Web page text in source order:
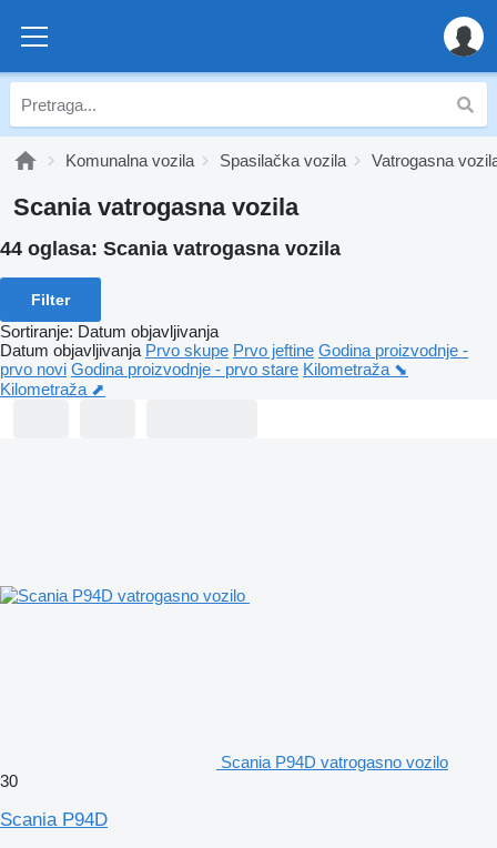
Komunalna vozila Spasilačka vozila Vatrogasna
Scania vatrogasna vozila
44 oglasa: Scania vatrogasna vozila
Filter
Sortiranje: Datum objavljivanja
Datum objavljivanja Prvo skupe Prvo jeftine Godina proizvodnje -
prvo novi Godina proizvodnje - prvo stare Kilometraža ⬊
Kilometraža ⬈
Scania P94D vatrogasno vozilo
30
Scania P94D